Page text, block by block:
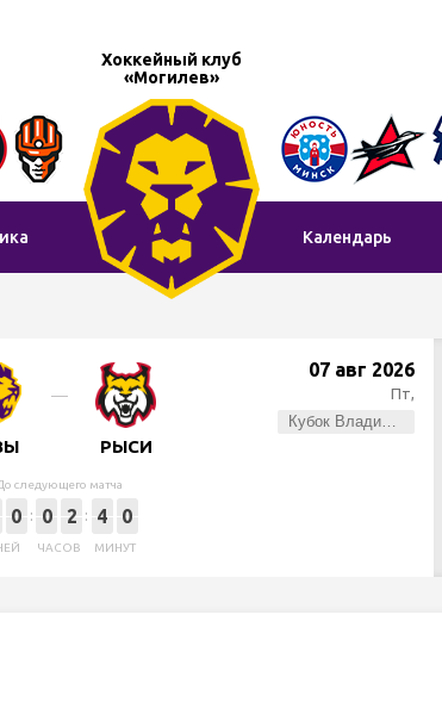
Хоккейный клуб
«Могилев»
Календарь
РЫСИ
следующего матча
0 0 2
ЧАСОВ
4 0
МИНУТ
07 авг 2026
Пт,